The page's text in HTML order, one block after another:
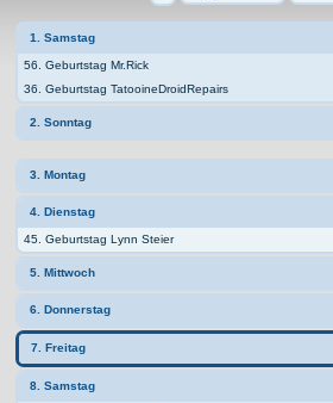
1. Samstag
56. Geburtstag Mr.Rick
36. Geburtstag TatooineDroidRepairs
2. Sonntag
3. Montag
4. Dienstag
45. Geburtstag Lynn Steier
5. Mittwoch
6. Donnerstag
7. Freitag
8. Samstag